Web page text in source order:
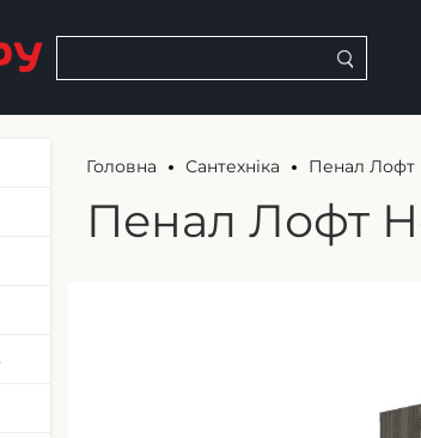
Головна Сантехніка Пенал Лофт
Пенал Лофт